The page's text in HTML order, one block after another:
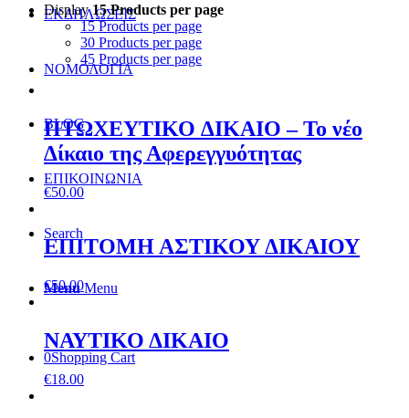
ΕΚΔΗΛΩΣΕΙΣ
ΝΟΜΟΛΟΓΙΑ
BLOG
ΕΠΙΚΟΙΝΩΝΙΑ
Search
Menu Menu
0Shopping Cart
Display15 Products per page
15 Products per page
30 Products per page
45 Products per page
ΠΤΩΧΕΥΤΙΚΟ ∆ΙΚΑΙΟ – Το νέο
∆ίκαιο της Αφερεγγυότητας
€50.00
ΕΠΙΤΟΜΗ ΑΣΤΙΚΟΥ ΔΙΚΑΙΟΥ
€50.00
ΝΑΥΤΙΚΟ ΔΙΚΑΙΟ
€18.00